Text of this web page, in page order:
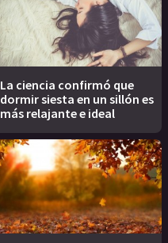
La ciencia confirmó que
dormir siesta en un sillón es
más relajante e ideal